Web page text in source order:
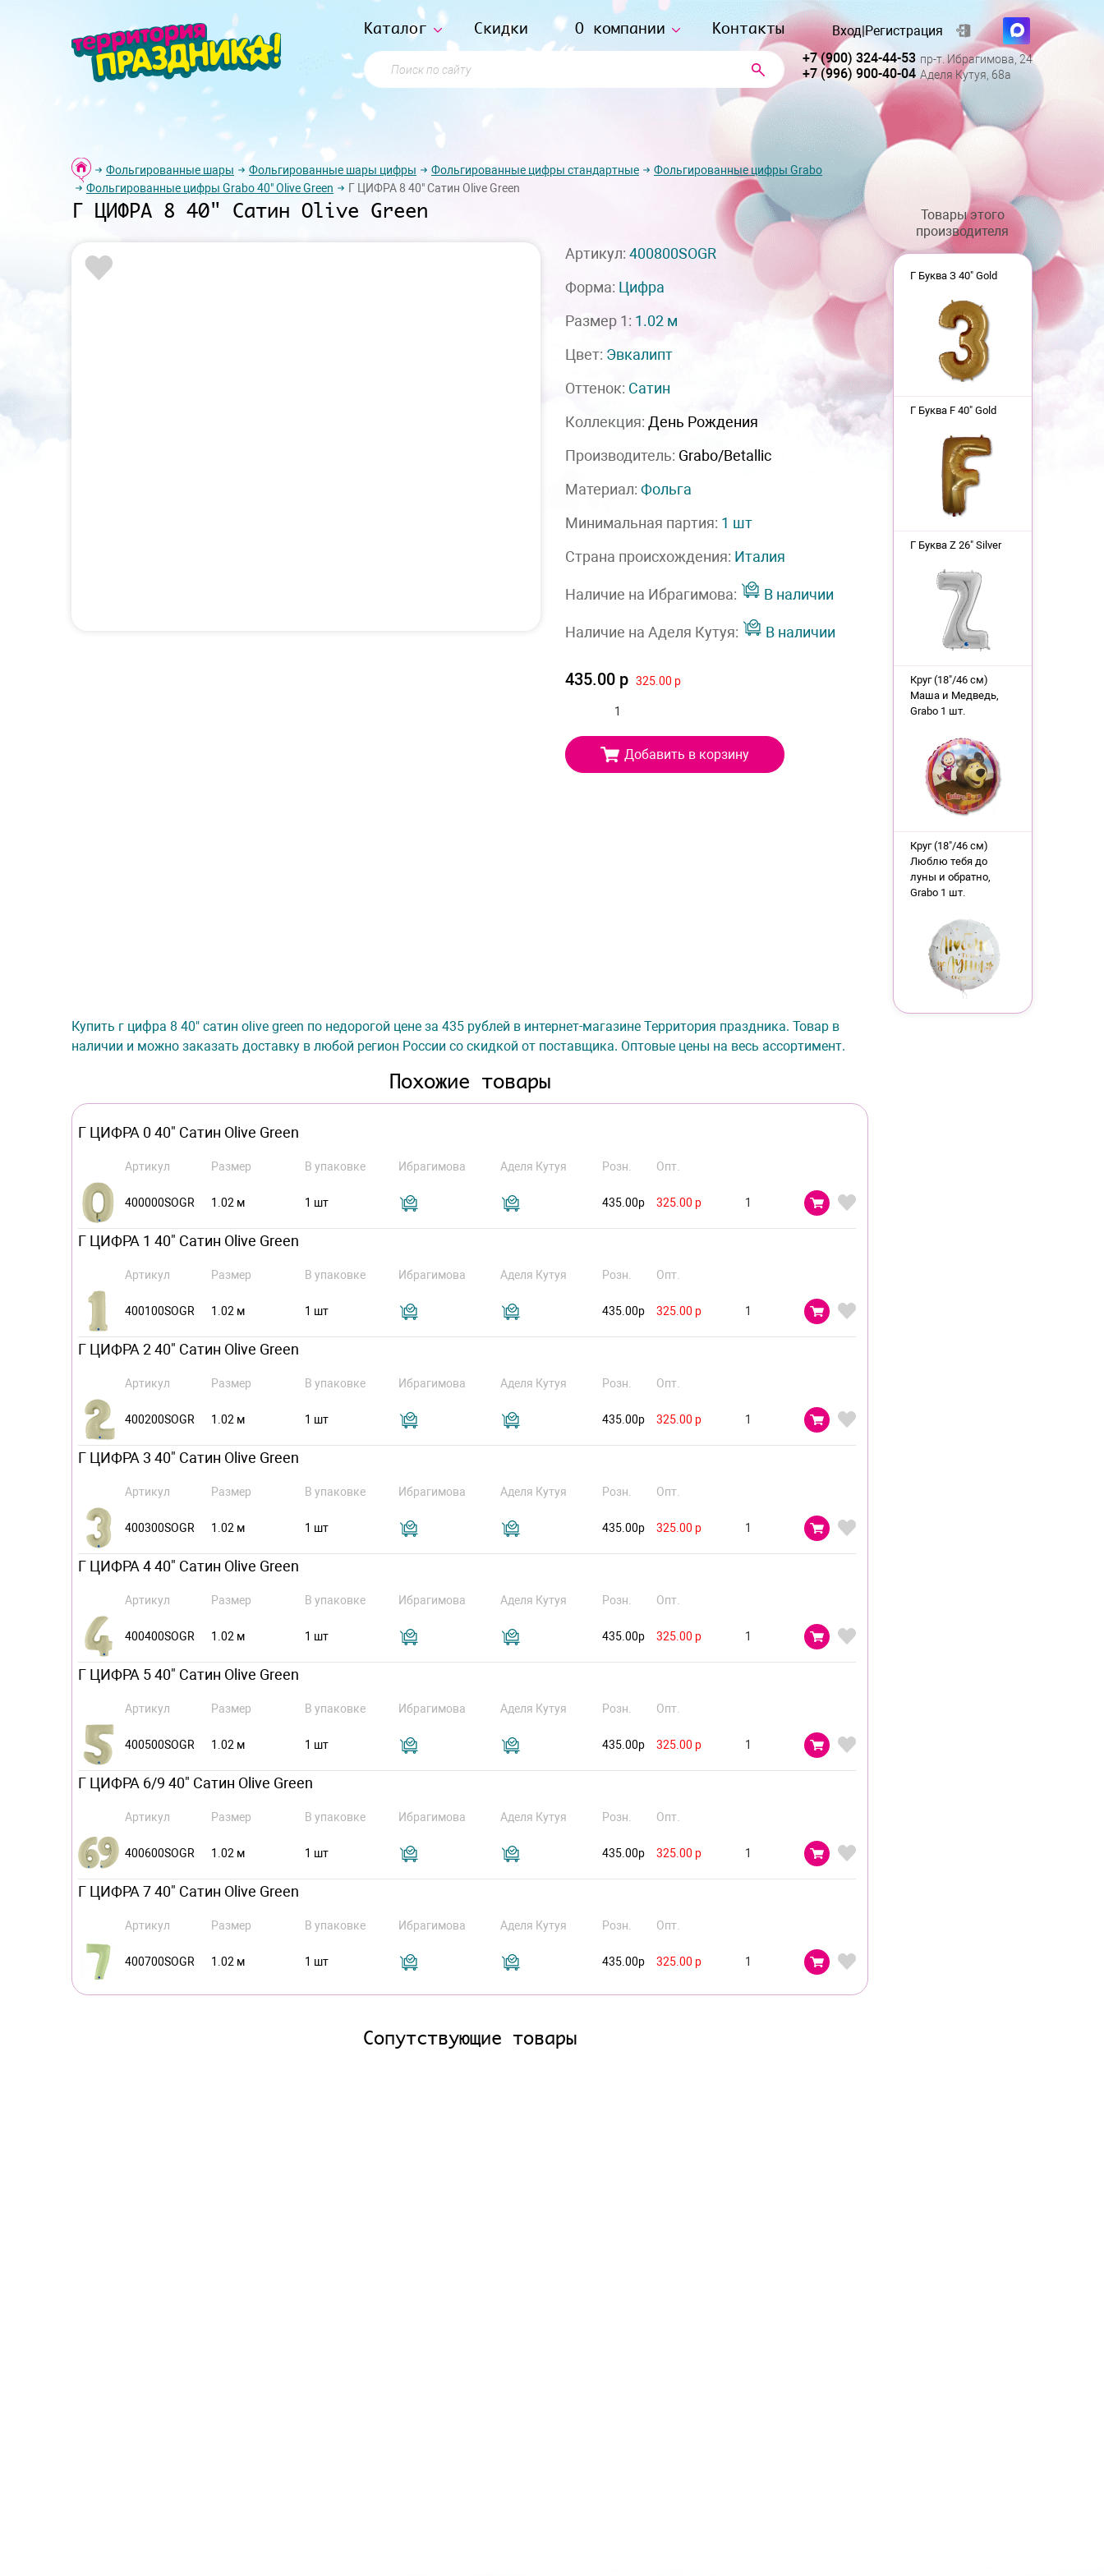
Каталог Скидки О компании Контакты
Поиск по сайту
Вход|Регистрация
+7 (900) 324-44-53 пр-т. Ибрагимова, 24
+7 (996) 900-40-04 Аделя Кутуя, 68а
Фольгированные шары Фольгированные шары цифры Фольгированные цифры стандартные
Фольгированные цифры Grabo
Фольгированные цифры Grabo 40" Olive Green
Г ЦИФРА 8 40" Сатин Olive Green
Г ЦИФРА 8 40" Сатин Olive Green
Артикул: 400800SOGR
Форма: Цифра
Размер 1: 1.02 м
Цвет: Эвкалипт
Оттенок: Сатин
Коллекция: День Рождения
Производитель: Grabo/Betallic
Материал: Фольга
Минимальная партия: 1 шт
Страна происхождения: Италия
Наличие на Ибрагимова: В наличии
Наличие на Аделя Кутуя: В наличии
435.00 р 325.00 р
Добавить в корзину
Купить г цифра 8 40" сатин olive green по недорогой цене за 435 рублей в интернет-магазине Территория праздника. Товар в
наличии и можно заказать доставку в любой регион России со скидкой от поставщика. Оптовые цены на весь ассортимент.
Похожие товары
Г ЦИФРА 0 40" Сатин Olive Green
Артикул Размер В упаковке Ибрагимова Аделя Кутуя Розн. Опт.
400000SOGR 1.02 м 1 шт 435.00р 325.00 р
Г ЦИФРА 1 40" Сатин Olive Green
Артикул Размер В упаковке Ибрагимова Аделя Кутуя Розн. Опт.
400100SOGR 1.02 м 1 шт 435.00р 325.00 р
Г ЦИФРА 2 40" Сатин Olive Green
Артикул Размер В упаковке Ибрагимова Аделя Кутуя Розн. Опт.
400200SOGR 1.02 м 1 шт 435.00р 325.00 р
Г ЦИФРА 3 40" Сатин Olive Green
Артикул Размер В упаковке Ибрагимова Аделя Кутуя Розн. Опт.
400300SOGR 1.02 м 1 шт 435.00р 325.00 р
Г ЦИФРА 4 40" Сатин Olive Green
Артикул Размер В упаковке Ибрагимова Аделя Кутуя Розн. Опт.
400400SOGR 1.02 м 1 шт 435.00р 325.00 р
Г ЦИФРА 5 40" Сатин Olive Green
Артикул Размер В упаковке Ибрагимова Аделя Кутуя Розн. Опт.
400500SOGR 1.02 м 1 шт 435.00р 325.00 р
Г ЦИФРА 6/9 40" Сатин Olive Green
Артикул Размер В упаковке Ибрагимова Аделя Кутуя Розн. Опт.
400600SOGR 1.02 м 1 шт 435.00р 325.00 р
Г ЦИФРА 7 40" Сатин Olive Green
Артикул Размер В упаковке Ибрагимова Аделя Кутуя Розн. Опт.
400700SOGR 1.02 м 1 шт 435.00р 325.00 р
Сопутствующие товары
Товары этого
производителя
Г Буква З 40" Gold
Г Буква F 40" Gold
Г Буква Z 26" Silver
Круг (18"/46 см)
Маша и Медведь,
Grabo 1 шт.
Круг (18"/46 см)
Люблю тебя до
луны и обратно,
Grabo 1 шт.